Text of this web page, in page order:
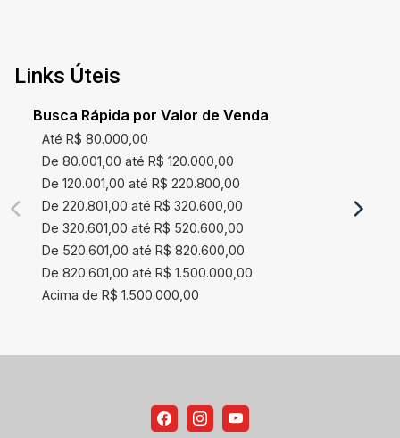
Links Úteis
Busca Rápida por Valor de Venda
Até R$ 80.000,00
De 80.001,00 até R$ 120.000,00
De 120.001,00 até R$ 220.800,00
De 220.801,00 até R$ 320.600,00
De 320.601,00 até R$ 520.600,00
De 520.601,00 até R$ 820.600,00
De 820.601,00 até R$ 1.500.000,00
Acima de R$ 1.500.000,00